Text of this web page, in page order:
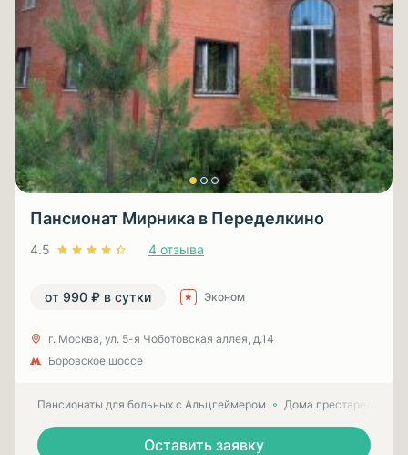
Пансионат Мирника в Переделкино
4.5 4 отзыва
от 990 ₽ в сутки Эконом
г. Москва, ул. 5-я Чоботовская аллея, д.14
Боровское шоссе
Пансионаты для больных с Альцгеймером Дома престарелых
Оставить заявку